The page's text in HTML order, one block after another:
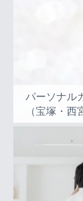
パーソナル
（宝塚・西